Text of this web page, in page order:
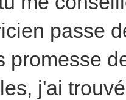
passe
promesse
j'ai